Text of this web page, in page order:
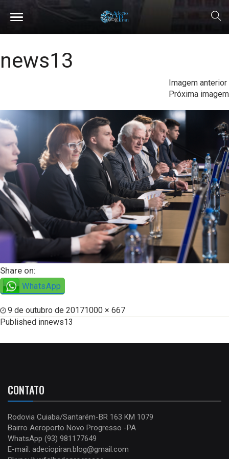
news13
Imagem anterior
Próxima imagem
Share on:
WhatsApp
9 de outubro de 20171000 × 667
Published innews13
CONTATO
Rodovia Cuiaba/Santarém-BR 163 KM 1079
Bairro Aeroporto Novo Progresso -PA
WhatsApp (93) 981177649
E-mail: adeciopiran.blog@gmail.com